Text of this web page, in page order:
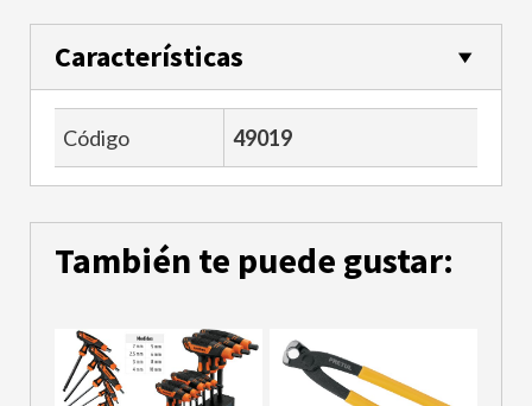
Características
Código 49019
También te puede gustar: